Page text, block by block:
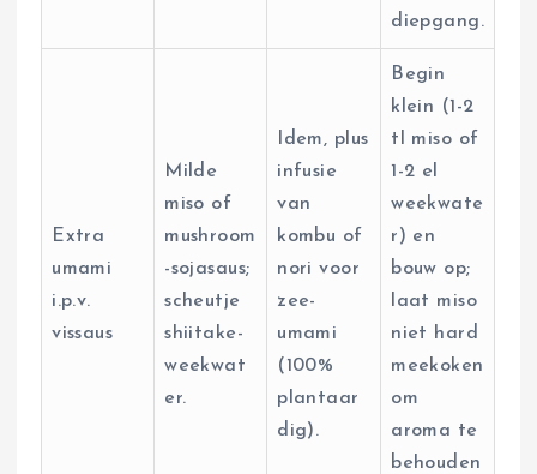
diepgang.
Extra
umami
i.p.v.
vissaus
Milde
miso of
mushroom
-sojasaus;
scheutje
shiitake-
weekwat
er.
Idem, plus
infusie
van
kombu of
nori voor
zee-
umami
(100%
plantaar
dig).
Begin
klein (1-2
tl miso of
1-2 el
weekwate
r) en
bouw op;
laat miso
niet hard
meekoken
om
aroma te
behouden